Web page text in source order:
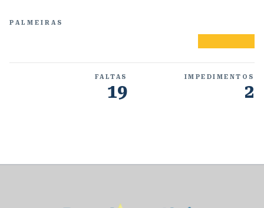
PALMEIRAS
FALTAS
19
IMPEDIMENTOS
2